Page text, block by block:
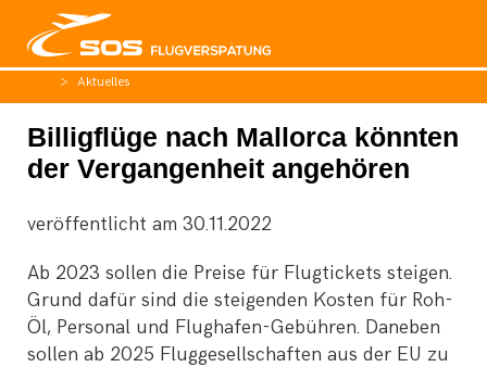
Aktuelles
Billigflüge nach Mallorca könnten
der Vergangenheit angehören
veröffentlicht am 30.11.2022
Ab 2023 sollen die Preise für Flugtickets steigen.
Grund dafür sind die steigenden Kosten für Roh-
Öl, Personal und Flughafen-Gebühren. Daneben
sollen ab 2025 Fluggesellschaften aus der EU zu